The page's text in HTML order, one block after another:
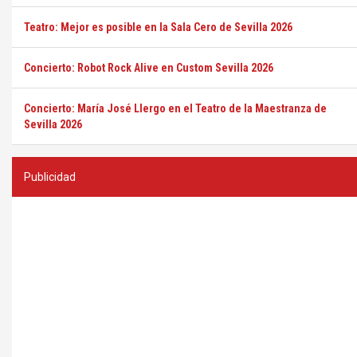
Teatro: Mejor es posible en la Sala Cero de Sevilla 2026
Concierto: Robot Rock Alive en Custom Sevilla 2026
Concierto: María José Llergo en el Teatro de la Maestranza de
Sevilla 2026
Publicidad